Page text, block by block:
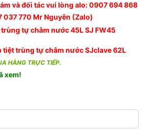
và đối tác vui lòng alo: 0907 694 868
037 770 Mr Nguyên (Zalo)
tiệt trùng tự châm nước SJclave 62L
HÀNG TRỰC TIẾP.
xem!